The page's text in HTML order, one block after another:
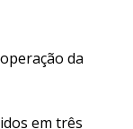
da
em três